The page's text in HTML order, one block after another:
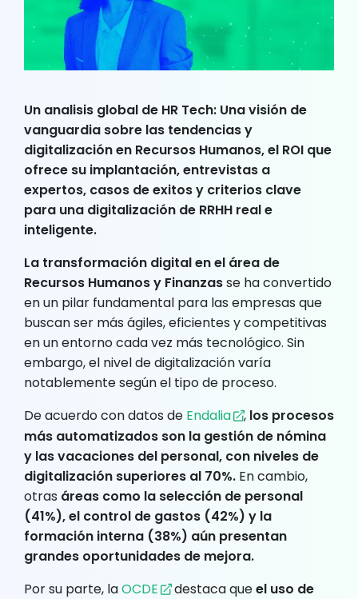
Un analisis global de HR Tech: Una visión de
vanguardia sobre las tendencias y
digitalización en Recursos Humanos, el ROI que
ofrece su implantación, entrevistas a
expertos, casos de exitos y criterios clave
para una digitalización de RRHH real e
inteligente.
La transformación digital en el área de
Recursos Humanos y Finanzasse ha convertido
en un pilar fundamental para las empresas que
buscan ser más ágiles, eficientes y competitivas
en un entorno cada vez más tecnológico. Sin
embargo, el nivel de digitalización varía
notablemente según el tipo de proceso.
De acuerdo con datos de Endalia , los procesos
más automatizados son la gestión de nómina
y las vacaciones del personal, con niveles de
digitalización superiores al 70%. En cambio,
otras áreas como la selección de personal
(41%), el control de gastos (42%) y la
formación interna (38%) aún presentan
grandes oportunidades de mejora.
Por su parte, laOCDE destaca queel uso de